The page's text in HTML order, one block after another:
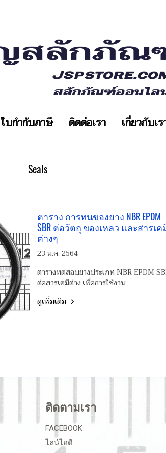
ใบกำกับภาษี ติดต่อเรา เกี่ยวกับเร
Seals
ตาราง การทนของยาง NBR EPDM
SBR ต่อวัตถุ ของเหลว และสารเค
ต่างๆ
23 ม.ค. 2564
ตารางทดสอบยางประเภท NBR EPDM
ต่อสารเคมีต่าง เพื่อการใช้งาน
ดูเพิ่มเติม
ติดตามเรา
FACEBOOK
ไลน์ไอดี